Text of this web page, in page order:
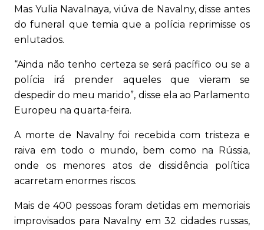
Mas Yulia Navalnaya, viúva de Navalny, disse antes
do funeral que temia que a polícia reprimisse os
enlutados.
“Ainda não tenho certeza se será pacífico ou se a
polícia irá prender aqueles que vieram se
despedir do meu marido”, disse ela ao Parlamento
Europeu na quarta-feira.
A morte de Navalny foi recebida com tristeza e
raiva em todo o mundo, bem como na Rússia,
onde os menores atos de dissidência política
acarretam enormes riscos.
Mais de 400 pessoas foram detidas em memoriais
improvisados ​​para Navalny em 32 cidades russas,